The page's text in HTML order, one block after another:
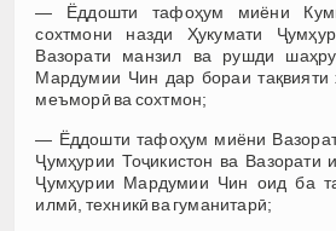
— Ёддошти тафоҳум миёни
сохтмони назди Ҳукумати
Вазорати манзил ва рушди
Мардумии Чин дар бораи тақвияти
меъморӣ ва сохтмон;
— Ёддошти тафоҳум миёни
Ҷумҳурии Тоҷикистон ва Вазорати
Ҷумҳурии Мардумии Чин оид ба
илмӣ, техникӣ ва гуманитарӣ;